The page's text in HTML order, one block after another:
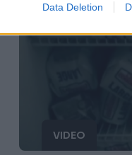
Data Deletion
VIDEO